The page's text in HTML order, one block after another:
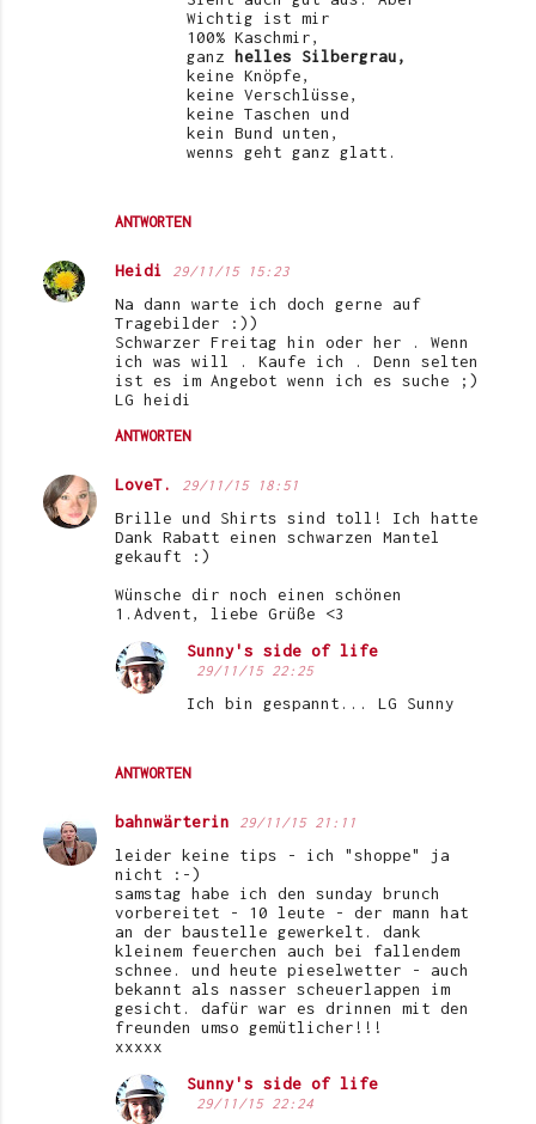
ANTWORTEN
Wichtig ist mir
100% Kaschmir,
ganz helles Silbergrau,
keine Knöpfe,
keine Verschlüsse,
keine Taschen und
kein Bund unten,
wenns geht ganz glatt.
Heidi 29/11/15 15:23
Na dann warte ich doch gerne auf
Tragebilder :))
Schwarzer Freitag hin oder her . Wenn
ich was will . Kaufe ich . Denn selten
ist es im Angebot wenn ich es suche ;)
LG heidi
ANTWORTEN
LoveT. 29/11/15 18:51
Brille und Shirts sind toll! Ich hatte
Dank Rabatt einen schwarzen Mantel
gekauft :)
Wünsche dir noch einen schönen
1.Advent, liebe Grüße <3
ANTWORTEN
Sunny's side of life
29/11/15 22:25
Ich bin gespannt... LG Sunny
bahnwärterin 29/11/15 21:11
leider keine tips - ich "shoppe" ja
nicht :-)
samstag habe ich den sunday brunch
vorbereitet - 10 leute - der mann hat
an der baustelle gewerkelt. dank
kleinem feuerchen auch bei fallendem
schnee. und heute pieselwetter - auch
bekannt als nasser scheuerlappen im
gesicht. dafür war es drinnen mit den
freunden umso gemütlicher!!!
xxxxx
Sunny's side of life
29/11/15 22:24